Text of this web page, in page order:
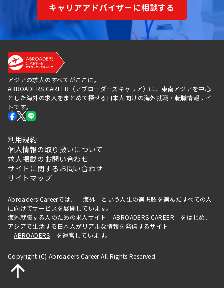
キャリアアドバイザーに相談する
アジアの求人のすべてがここに。
ABROADERS CAREER（アブローダーズキャリア）は、東南アジアを中心
とした海外の求人をまとめて探せる日本人向けの海外就職・転職情報サイ
トです。
利用規約
個人情報の取り扱いについて
求人掲載のお問い合わせ
サイトに関するお問い合わせ
サイトマップ
Abroaders Careerでは、「海外」という人生の選択肢を選んだすべての人
に向けてサービスを展開しています。
海外就職する人のための求人サイト「ABROADERS CAREER」をはじめ、
アジアで生活する日本人がリアルな情報を発信するサイト
「ABROADERS 」を運営しています。
Copyright (C) Abroaders Career All Rights Reserved.